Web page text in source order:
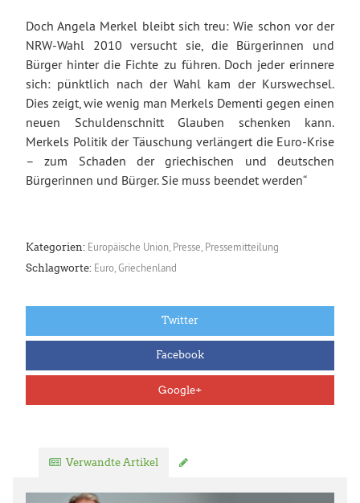
Doch Angela Merkel bleibt sich treu: Wie schon vor der
NRW-Wahl 2010 versucht sie, die Bürgerinnen und
Bürger hinter die Fichte zu führen. Doch jeder erinnere
sich: pünktlich nach der Wahl kam der Kurswechsel.
Dies zeigt, wie wenig man Merkels Dementi gegen einen
neuen Schuldenschnitt Glauben schenken kann.
Merkels Politik der Täuschung verlängert die Euro-Krise
– zum Schaden der griechischen und deutschen
Bürgerinnen und Bürger. Sie muss beendet werden“
Kategorien: Europäische Union Presse Pressemitteilung
Schlagworte: Euro Griechenland
Twitter
Facebook
Google+
Verwandte Artikel